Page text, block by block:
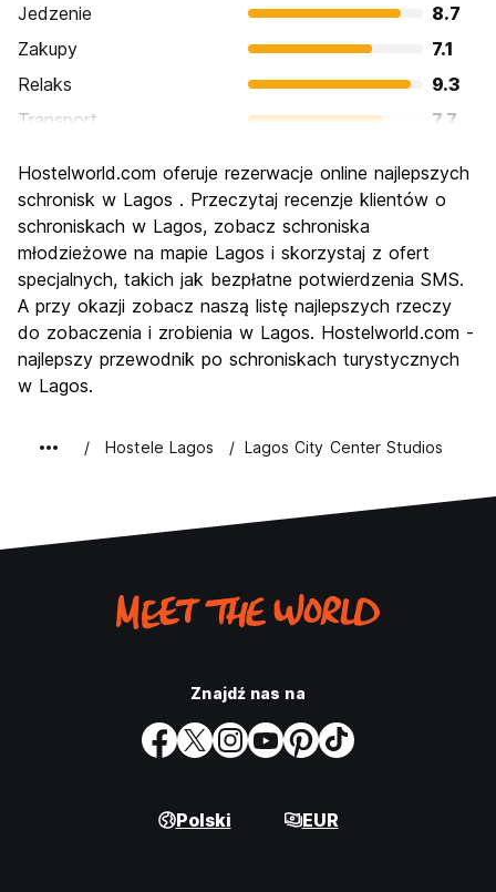
Jedzenie
8.7
Zakupy
7.1
Relaks
9.3
Transport
7.7
Kultura
7.3
Imprezy
Najlepsza wartość
Hostelworld.com oferuje rezerwacje online najlepszych
schronisk w Lagos . Przeczytaj recenzje klientów o
schroniskach w Lagos, zobacz schroniska
młodzieżowe na mapie Lagos i skorzystaj z ofert
specjalnych, takich jak bezpłatne potwierdzenia SMS.
A przy okazji zobacz naszą listę najlepszych rzeczy
do zobaczenia i zrobienia w Lagos. Hostelworld.com -
najlepszy przewodnik po schroniskach turystycznych
w Lagos.
Hostele Lagos Lagos City Center Studios
Znajdź nas na
Polski EUR